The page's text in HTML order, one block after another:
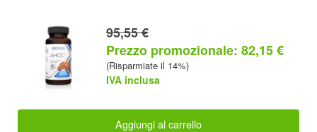
95,55 €
Prezzo promozionale: 82,15 €
(Risparmiate il 14%)
IVA inclusa
Aggiungi al carrello